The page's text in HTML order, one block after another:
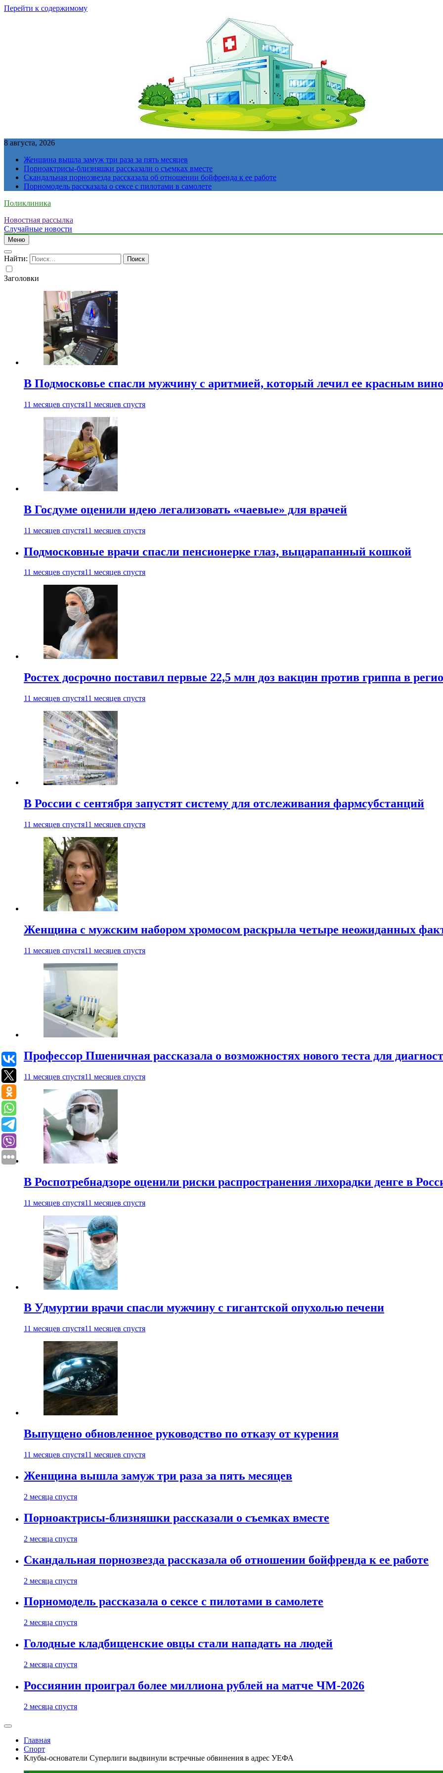
Перейти к содержимому
8 августа, 2026
Женщина вышла замуж три раза за пять месяцев
Порноактрисы-близняшки рассказали о съемках вместе
Скандальная порнозвезда рассказала об отношении бойфренда к ее работе
Порномодель рассказала о сексе с пилотами в самолете
Поликлиника
Новостная рассылка
Случайные новости
Меню
Найти:
Заголовки
В Подмосковье спасли мужчину с аритмией, который лечил ее красным
11 месяцев спустя11 месяцев спустя
В Госдуме оценили идею легализовать «чаевые» для врачей
11 месяцев спустя11 месяцев спустя
Подмосковные врачи спасли пенсионерке глаз, выцарапанный кошкой
11 месяцев спустя11 месяцев спустя
Ростех досрочно поставил первые 22,5 млн доз вакцин против гриппа в
11 месяцев спустя11 месяцев спустя
В России с сентября запустят систему для отслеживания фармсубстанций
11 месяцев спустя11 месяцев спустя
Женщина с мужским набором хромосом раскрыла четыре неожиданных
11 месяцев спустя11 месяцев спустя
Профессор Пшеничная рассказала о возможностях нового теста для
11 месяцев спустя11 месяцев спустя
В Роспотребнадзоре оценили риски распространения лихорадки денге в
11 месяцев спустя11 месяцев спустя
В Удмуртии врачи спасли мужчину с гигантской опухолью печени
11 месяцев спустя11 месяцев спустя
Выпущено обновленное руководство по отказу от курения
11 месяцев спустя11 месяцев спустя
Женщина вышла замуж три раза за пять месяцев
2 месяца спустя
Порноактрисы-близняшки рассказали о съемках вместе
2 месяца спустя
Скандальная порнозвезда рассказала об отношении бойфренда к ее работе
2 месяца спустя
Порномодель рассказала о сексе с пилотами в самолете
2 месяца спустя
Голодные кладбищенские овцы стали нападать на людей
2 месяца спустя
Россиянин проиграл более миллиона рублей на матче ЧМ-2026
2 месяца спустя
Главная
Спорт
Клубы-основатели Суперлиги выдвинули встречные обвинения в адрес УЕФА